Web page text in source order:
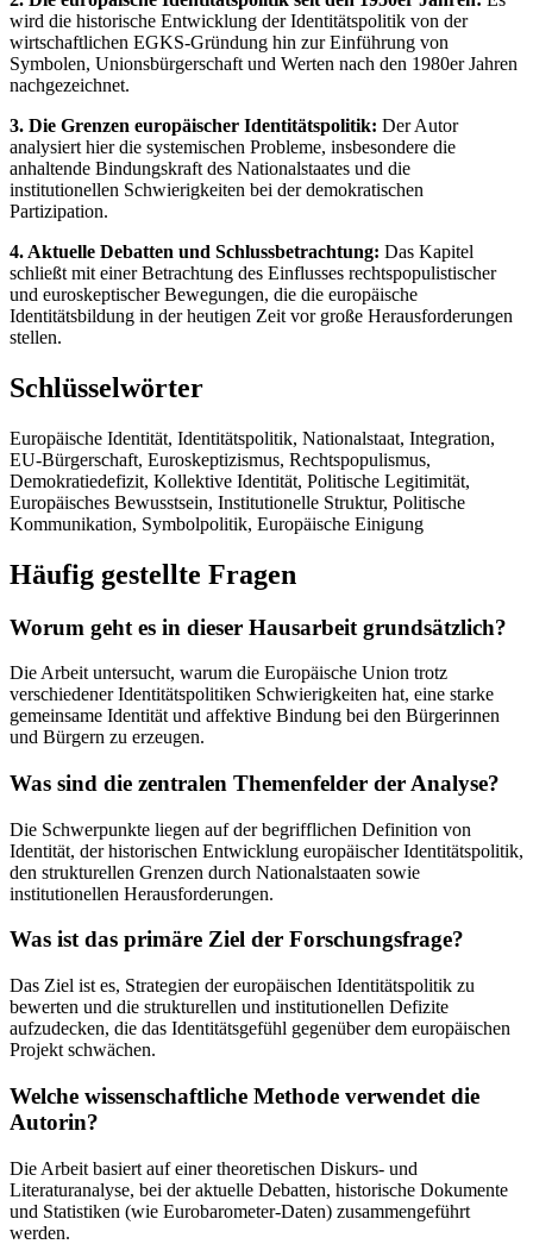
wird die historische Entwicklung der Identitätspolitik von der
wirtschaftlichen EGKS-Gründung hin zur Einführung von
Symbolen, Unionsbürgerschaft und Werten nach den 1980er Jahren
nachgezeichnet.
3. Die Grenzen europäischer Identitätspolitik: Der Autor
analysiert hier die systemischen Probleme, insbesondere die
anhaltende Bindungskraft des Nationalstaates und die
institutionellen Schwierigkeiten bei der demokratischen
Partizipation.
4. Aktuelle Debatten und Schlussbetrachtung: Das Kapitel
schließt mit einer Betrachtung des Einflusses rechtspopulistischer
und euroskeptischer Bewegungen, die die europäische
Identitätsbildung in der heutigen Zeit vor große Herausforderungen
stellen.
Schlüsselwörter
Europäische Identität, Identitätspolitik, Nationalstaat, Integration,
EU-Bürgerschaft, Euroskeptizismus, Rechtspopulismus,
Demokratiedefizit, Kollektive Identität, Politische Legitimität,
Europäisches Bewusstsein, Institutionelle Struktur, Politische
Kommunikation, Symbolpolitik, Europäische Einigung
Häufig gestellte Fragen
Worum geht es in dieser Hausarbeit grundsätzlich?
Die Arbeit untersucht, warum die Europäische Union trotz
verschiedener Identitätspolitiken Schwierigkeiten hat, eine starke
gemeinsame Identität und affektive Bindung bei den Bürgerinnen
und Bürgern zu erzeugen.
Was sind die zentralen Themenfelder der Analyse?
Die Schwerpunkte liegen auf der begrifflichen Definition von
Identität, der historischen Entwicklung europäischer Identitätspolitik,
den strukturellen Grenzen durch Nationalstaaten sowie
institutionellen Herausforderungen.
Was ist das primäre Ziel der Forschungsfrage?
Das Ziel ist es, Strategien der europäischen Identitätspolitik zu
bewerten und die strukturellen und institutionellen Defizite
aufzudecken, die das Identitätsgefühl gegenüber dem europäischen
Projekt schwächen.
Welche wissenschaftliche Methode verwendet die
Autorin?
Die Arbeit basiert auf einer theoretischen Diskurs- und
Literaturanalyse, bei der aktuelle Debatten, historische Dokumente
und Statistiken (wie Eurobarometer-Daten) zusammengeführt
werden.